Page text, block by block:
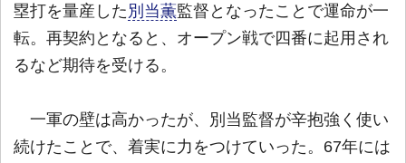
塁打を量産した 別当薫監督となったことで運命が一
転。再契約となると、オープン戦で四番に起用され
るなど期待を受ける。
一軍の壁は高かったが、別当監督が辛抱強く使い
続けたことで、着実に力をつけていった。67年には